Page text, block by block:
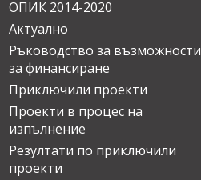
ОПИК 2014-2020
Актуално
Ръководство за възможности
за финансиране
Приключили проекти
Проекти в процес на
изпълнение
Резултати по приключили
проекти